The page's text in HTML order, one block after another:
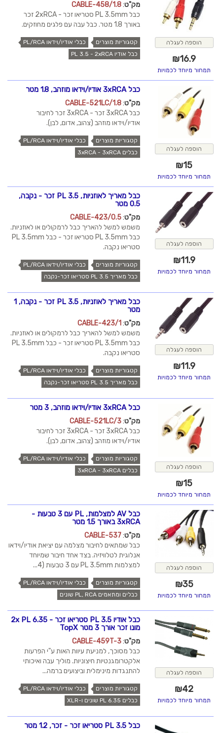
הוספה לעגלה
₪16.9
תמחור מיוחד לכמויות
מק"ט:
CABLE-458/1.8
כבל PL 3.5mm סטריאו זכר - 2xRCA זכר
באורך 1.8 מטר. כבל עבה עם פלגים מחוזקים.
קטגוריות מוצרים
כבלי אודיו/וידאו PL/RCA
כבל אודיו PL 3.5 - 2xRCA
הוספה לעגלה
₪15
תמחור מיוחד לכמויות
כבל 3xRCA אודיו/וידאו מוזהב, 1.8 מטר
מק"ט:
CABLE-521LC/1.8
כבל 3xRCA זכר - 3xRCA זכר לחיבור
אודיו/וידאו מוזהב (צהוב, אדום, לבן).
קטגוריות מוצרים
כבלי אודיו/וידאו PL/RCA
כבלים 3xRCA - 3xRCA
הוספה לעגלה
₪11.9
תמחור מיוחד לכמויות
כבל מאריך לאוזניות, PL 3.5 זכר - נקבה,
0.5 מטר
מק"ט:
CABLE-423/0.5
משמש למשל להאריך כבל לרמקולים או לאוזניות.
כבל PL 3.5mm סטריאו זכר - כבל PL 3.5mm
סטריאו נקבה.
קטגוריות מוצרים
כבלי אודיו/וידאו PL/RCA
כבל מאריך PL 3.5 סטריאו זכר-נקבה
הוספה לעגלה
₪11.9
תמחור מיוחד לכמויות
כבל מאריך לאוזניות, PL 3.5 זכר - נקבה, 1
מטר
מק"ט:
CABLE-423/1
משמש למשל להאריך כבל לרמקולים או לאוזניות.
כבל PL 3.5mm סטריאו זכר - כבל PL 3.5mm
סטריאו נקבה.
קטגוריות מוצרים
כבלי אודיו/וידאו PL/RCA
כבל מאריך PL 3.5 סטריאו זכר-נקבה
הוספה לעגלה
₪15
תמחור מיוחד לכמויות
כבל 3xRCA אודיו/וידאו מוזהב, 3 מטר
מק"ט:
CABLE-521LC/3
כבל 3xRCA זכר - 3xRCA זכר לחיבור
אודיו/וידאו מוזהב (צהוב, אדום, לבן).
קטגוריות מוצרים
כבלי אודיו/וידאו PL/RCA
כבלים 3xRCA - 3xRCA
הוספה לעגלה
₪35
תמחור מיוחד לכמויות
כבל AV למצלמות, PL עם 3 טבעות -
3xRCA באורך 1.5 מטר
מק"ט:
CABLE-537
כבל שמתאים לחיבור מצלמה עם יציאת אודיו/וידאו
אנלוגית לטלוויזיה. בצד אחד חיבור שמיוחד
למצלמות PL 3.5mm עם 3 טבעות (4...
קטגוריות מוצרים
כבלי אודיו/וידאו PL/RCA
כבלים ומתאמים PL, RCA שונים
הוספה לעגלה
₪42
תמחור מיוחד לכמויות
כבל אודיו PL 3.5 סטריאו זכר - 2x PL 6.35
מונו זכר אורך 3 מטר TopX
מק"ט:
CABLE-459T-3
כבל מסוכך, למניעת עיוות האות ע"י הפרעות
אלקטרומגנטיות חיצוניות. מוליך עבה ואיכותי
להתנגדות מינימלית וביצועים ברמה...
קטגוריות מוצרים
כבלי אודיו/וידאו PL/RCA
כבלים PL 6.35 שונים ו-XLR
כבל PL 3.5 סטריאו זכר - זכר, 1.2 מטר